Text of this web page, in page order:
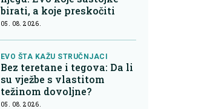
birati, a koje preskočiti
05. 08. 2026.
EVO ŠTA KAŽU STRUČNJACI
Bez teretane i tegova: Da li
su vježbe s vlastitom
težinom dovoljne?
05. 08. 2026.